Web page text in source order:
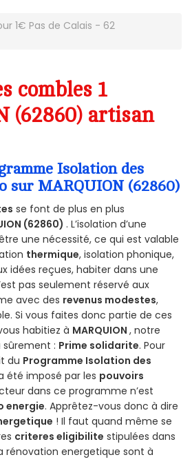
1€ Pas de Calais - 62
combles 1
(62860) artisan
Isolation des
sur MARQUION (62860)
se font de plus en plus
(62860) . L’isolation d’une
une nécessité, ce qui est valable
thermique, isolation phonique,
idées reçues, habiter dans une
pas seulement réservé aux
avec des revenus modestes,
Si vous faites donc partie de ces
habitiez à MARQUION , notre
: Prime solidarite. Pour
du Programme Isolation des
été imposé par les pouvoirs
dans ce programme n’est
energie. Apprêtez-vous donc à dire
! Il faut quand même se
criteres eligibilite stipulées dans
rénovation energetique sont à